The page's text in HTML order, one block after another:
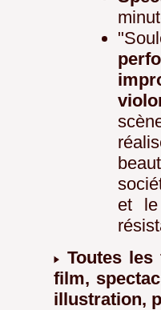
et le
Toutes
film,
illustration,